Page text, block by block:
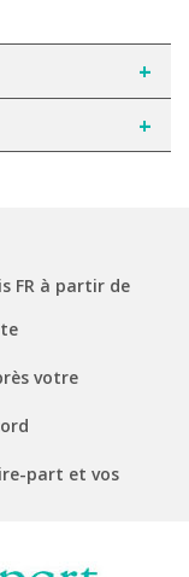
FR à partir de
votre
part et vos